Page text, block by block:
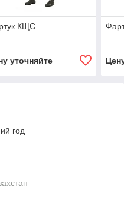
КЩС
уточняйте
год